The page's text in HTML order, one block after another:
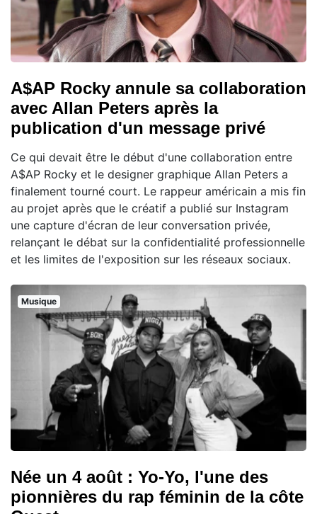
A$AP Rocky annule sa collaboration
avec Allan Peters après la
publication d'un message privé
Ce qui devait être le début d'une collaboration entre
A$AP Rocky et le designer graphique Allan Peters a
finalement tourné court. Le rappeur américain a mis fin
au projet après que le créatif a publié sur Instagram
une capture d'écran de leur conversation privée,
relançant le débat sur la confidentialité professionnelle
et les limites de l'exposition sur les réseaux sociaux.
Musique
Née un 4 août : Yo-Yo, l'une des
pionnières du rap féminin de la côte